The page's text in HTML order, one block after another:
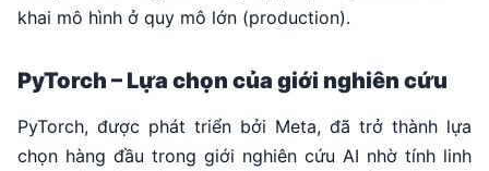
khai mô hình ở quy mô lớn (production).
PyTorch – Lựa chọn của giới nghiên cứu
PyTorch, được phát triển bởi Meta, đã trở thành lựa
chọn hàng đầu trong giới nghiên cứu AI nhờ tính linh